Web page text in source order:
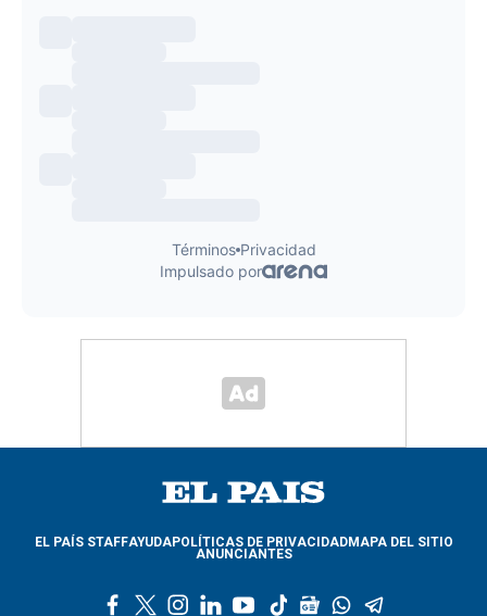
EL PAÍS STAFFAYUDAPOLÍTICAS DE PRIVACIDADMAPA DEL SITIO
ANUNCIANTES
l
y
t
g
w